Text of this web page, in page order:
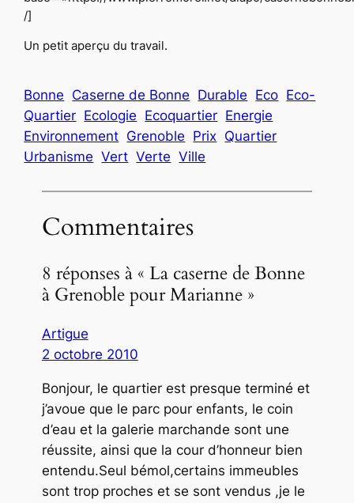
/]
Un petit aperçu du travail.
Bonne Caserne de Bonne Durable Eco Eco-
Quartier Ecologie Ecoquartier Energie
Environnement Grenoble Prix Quartier
Urbanisme Vert Verte Ville
Commentaires
8 réponses à « La caserne de Bonne
à Grenoble pour Marianne »
Artigue
2 octobre 2010
Bonjour, le quartier est presque terminé et
j’avoue que le parc pour enfants, le coin
d’eau et la galerie marchande sont une
réussite, ainsi que la cour d’honneur bien
entendu.Seul bémol,certains immeubles
sont trop proches et se sont vendus ,je le